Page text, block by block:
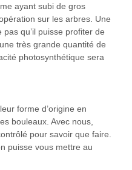
ayant subi de gros
sur les arbres. Une
qu’il puisse profiter de
très grande quantité de
photosynthétique sera
forme d’origine en
bouleaux. Avec nous,
pour savoir que faire.
puisse vous mettre au